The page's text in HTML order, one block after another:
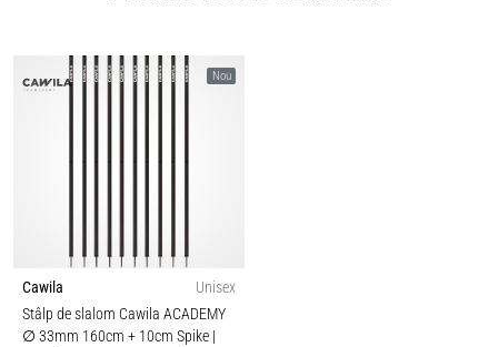
Nou
Cawila
Unisex
Stâlp de slalom Cawila ACADEMY
∅ 33mm 160cm + 10cm Spike |